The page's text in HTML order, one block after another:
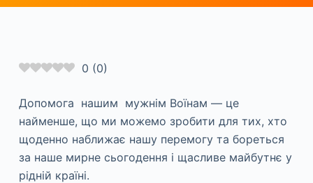
0 (0)
Допомога нашим мужнім Воїнам — це
найменше, що ми можемо зробити для тих, хто
щоденно наближає нашу перемогу та бореться
за наше мирне сьогодення і щасливе майбутнє у
рідній країні.